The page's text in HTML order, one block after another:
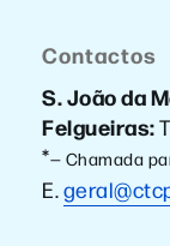
Contactos
S. João da
Felgueiras:
*— Chamada
E.